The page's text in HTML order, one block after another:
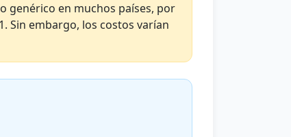
genérico en muchos países, por
Sin embargo, los costos varían